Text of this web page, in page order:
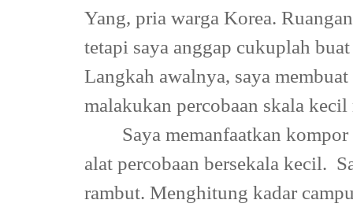
Yang, pria warga Korea.
tetapi saya anggap cukuplah
Langkah awalnya, saya
malakukan percobaan skala kecil
Saya memanfaatkan
alat percobaan bersekala kecil.
rambut. Menghitung kadar